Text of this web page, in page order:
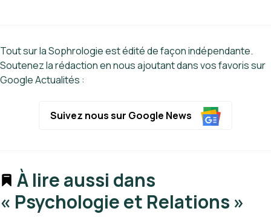
Tout sur la Sophrologie est édité de façon indépendante.
Soutenez la rédaction en nous ajoutant dans vos favoris sur
Google Actualités :
Suivez nous sur Google News
À lire aussi dans
« Psychologie et Relations »